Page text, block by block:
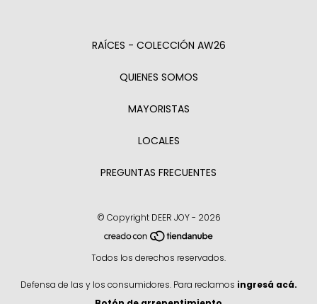
RAÍCES - COLECCIÓN AW26
QUIENES SOMOS
MAYORISTAS
LOCALES
PREGUNTAS FRECUENTES
© Copyright DEER JOY - 2026
Todos los derechos reservados.
Defensa de las y los consumidores. Para reclamos ingresá acá.